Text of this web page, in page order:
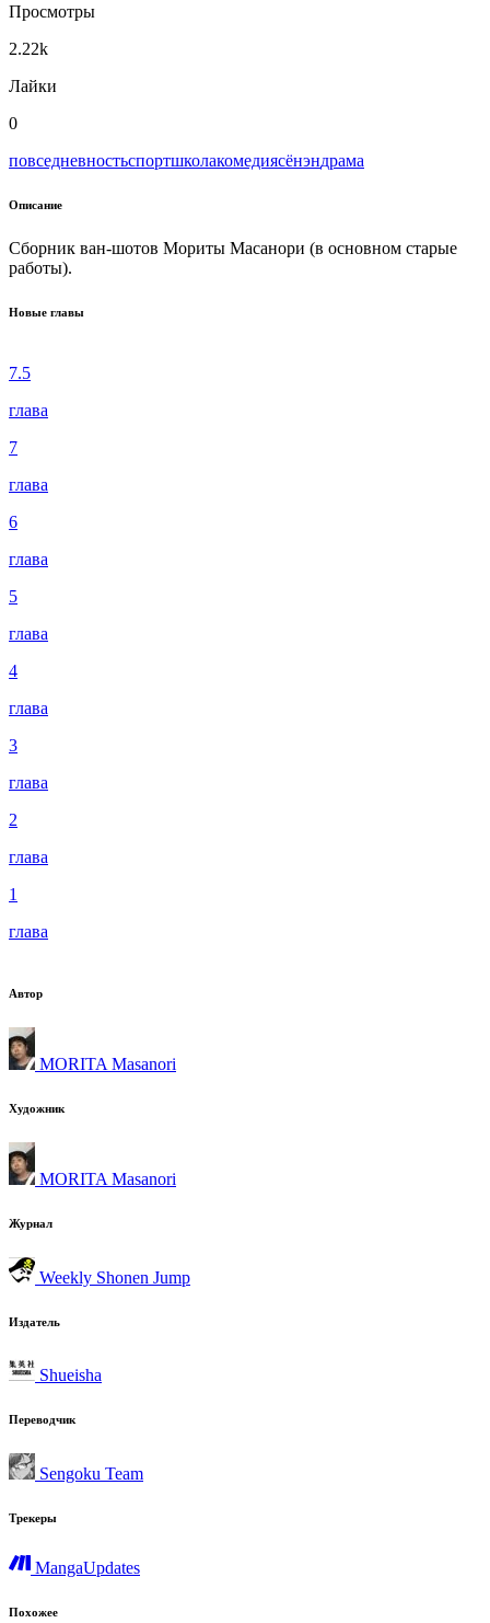
Просмотры
2.22k
Лайки
0
повседневностьспортшколакомедиясёнэндрама
Описание
Сборник ван-шотов Мориты Масанори (в основном старые
работы).
Новые главы
7.5
глава
7
глава
6
глава
5
глава
4
глава
3
глава
2
глава
1
глава
Автор
MORITA Masanori
Художник
MORITA Masanori
Журнал
Weekly Shonen Jump
Издатель
Shueisha
Переводчик
Sengoku Team
Трекеры
MangaUpdates
Похожее